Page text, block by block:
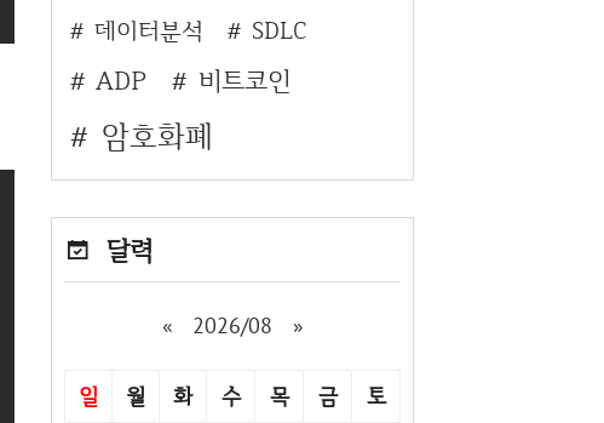
데이터분석
SDLC
ADP 비트코인
암호화폐
달력
« 2026/08 »
일 월 화 수 목 금 토